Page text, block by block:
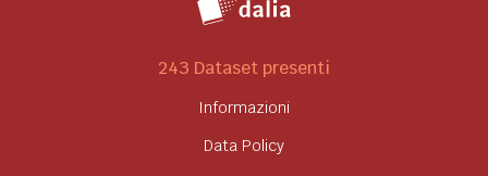
243 Dataset presenti
Informazioni
Data Policy